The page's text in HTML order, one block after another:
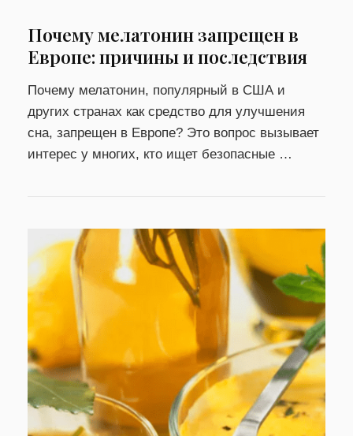
Почему мелатонин запрещен в
Европе: причины и последствия
Почему мелатонин, популярный в США и
других странах как средство для улучшения
сна, запрещен в Европе? Это вопрос вызывает
интерес у многих, кто ищет безопасные …